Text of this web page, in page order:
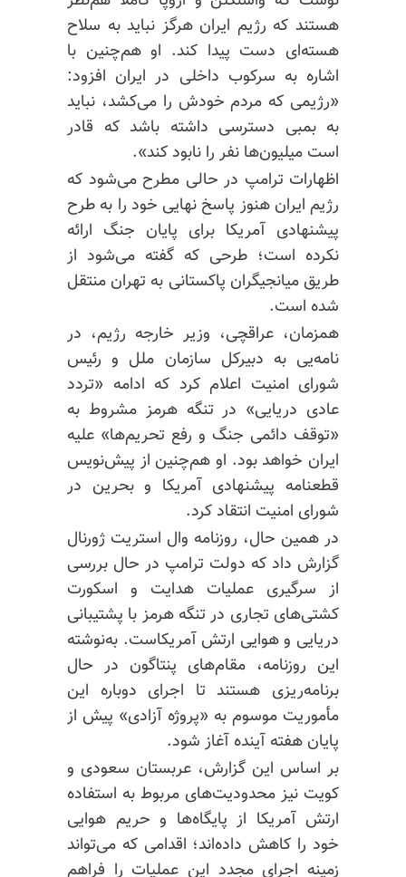
هستند که رژیم ایران هرگز نباید به سلاح
هسته‌‌ای دست پیدا کند. او هم‌چنین با
اشاره به سرکوب داخلی در ایران افزود:
«رژیمی که مردم خودش را می‌کشد، نباید
به بمبی دسترسی داشته باشد که قادر
است میلیون‌ها نفر را نابود کند».
اظهارات ترامپ در حالی مطرح می‌شود که
رژیم ایران هنوز پاسخ نهایی خود را به طرح
پیشنهادی آمریکا برای پایان جنگ ارائه
نکرده است؛ طرحی که گفته می‌شود از
طریق میانجیگران پاکستانی به تهران منتقل
شده است.
همزمان، عراقچی، وزیر خارجه رژیم، در
نامه‌یی به دبیرکل سازمان ملل و رئیس
شورای امنیت اعلام کرد که ادامه «تردد
عادی دریایی» در تنگه هرمز مشروط به
«توقف دائمی جنگ و رفع تحریم‌ها» علیه
ایران خواهد بود. او هم‌چنین از پیش‌نویس
قطعنامه پیشنهادی آمریکا و بحرین در
شورای امنیت انتقاد کرد.
در همین حال، روزنامه وال استریت ژورنال
گزارش داد که دولت ترامپ در حال بررسی
از سرگیری عملیات هدایت و اسکورت
کشتی‌های تجاری در تنگه هرمز با پشتیبانی
دریایی و هوایی ارتش آمریکاست. به‌نوشته
این روزنامه، مقام‌های پنتاگون در حال
برنامه‌ریزی هستند تا اجرای دوباره این
مأموریت موسوم به «پروژه آزادی» پیش از
پایان هفته آینده آغاز شود.
بر اساس این گزارش، عربستان سعودی و
کویت نیز محدودیت‌های مربوط به استفاده
ارتش آمریکا از پایگاه‌ها و حریم هوایی
خود را کاهش داده‌اند؛ اقدامی که می‌تواند
زمینه اجرای مجدد این عملیات را فراهم